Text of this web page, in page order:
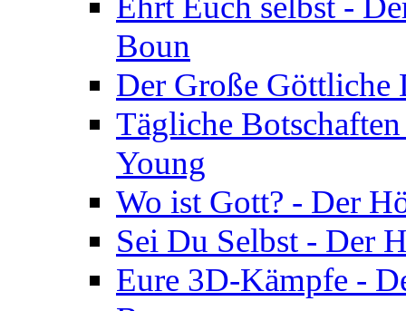
Boun
Der Große
Tägliche
Young
Wo ist Gott? - Der
Sei Du Selbst - Der
Eure 3D-Kämpfe -